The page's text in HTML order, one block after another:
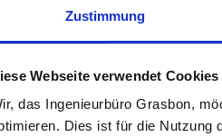
Zustimmung
Webseite verwendet Cookies
das Ingenieurbüro Grasbon,
Dies ist für die Nutzung